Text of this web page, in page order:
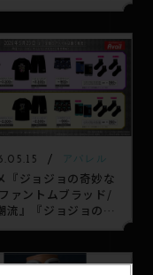
アパレル
『ジョジョの奇妙な
ァントムブラッド/
流』『ジョジョの奇
ベイルで発売！